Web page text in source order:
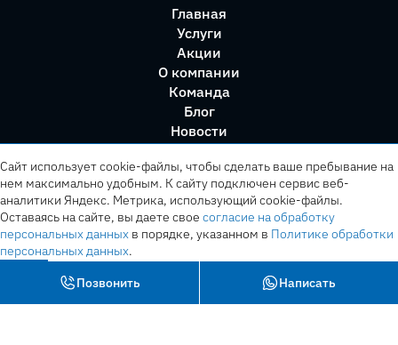
Главная
Услуги
Акции
О компании
Команда
Блог
Новости
Позвонить Написать
Сайт использует cookie-файлы, чтобы сделать ваше пребывание на
нем максимально удобным. К cайту подключен сервис веб-
аналитики Яндекс. Метрика, использующий cookie-файлы.
Оставаясь на сайте, вы даете свое согласие на обработку
персональных данных в порядке, указанном в Политике обработки
персональных данных.